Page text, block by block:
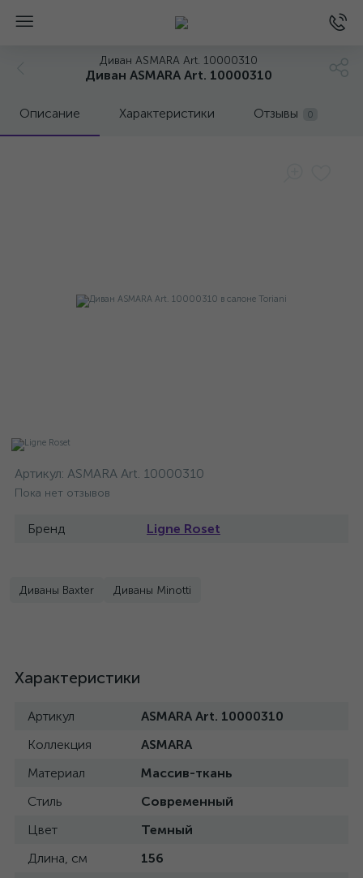
Диван ASMARA Art. 10000310
Диван ASMARA Art. 10000310
Описание Характеристики Отзывы 0
Артикул: ASMARA Art. 10000310
Пока нет отзывов
Бренд Ligne Roset
Диваны Baxter Диваны Minotti
Характеристики
Артикул
ASMARA Art. 10000310
Коллекция
ASMARA
Материал
Массив-ткань
Стиль
Современный
Цвет
Темный
Длина, см
156